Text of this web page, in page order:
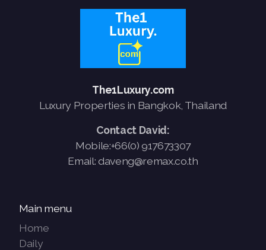
The1Luxury.com
Luxury Properties in Bangkok, Thailand
Contact David:
Mobile:+66(0) 917673307
Email: daveng@remax.co.th
Main menu
Home
Daily